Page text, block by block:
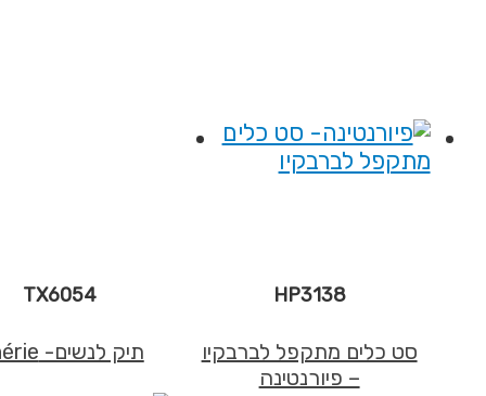
HP3138
סט כלים מתקפל לברבקיו
– פיורנטינה
TX6054
תיק לנשים- Chérie